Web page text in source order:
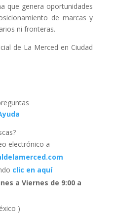
que genera oportunidades
de marcas y
ni fronteras.
de La Merced en Ciudad
electrónico a
clic en aquí
a Viernes de 9:00 a
)